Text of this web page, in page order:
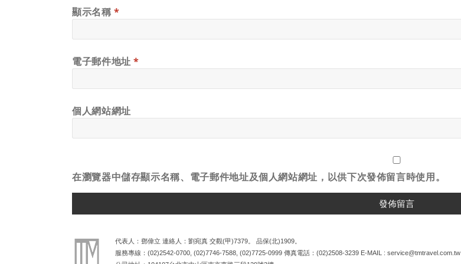
顯示名稱*
電子郵件地址*
個人網站網址
在瀏覽器中儲存顯示名稱、電子郵件地址及個人網站網址，以供下次發佈留言時使用。
代表人：鄧偉立 連絡人：劉宛真 交觀(甲)7379。 品保(北)1909。
服務專線： (02)2542-0700 (02)7746-7588 (02)7725-0999 傳真電話： (02)2508-3239 E-MAIL : service@tmtravel.com.tw